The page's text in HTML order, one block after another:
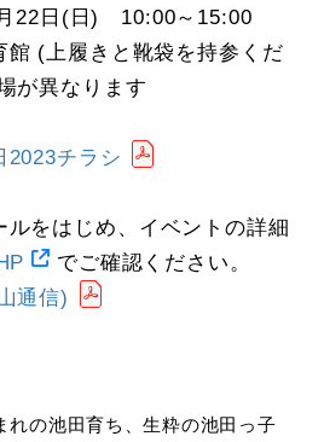
22日(日) 10:00～15:00
(上履きと靴袋を持参くだ
異なります
2023チラシ
ルをはじめ、イベントの詳細
でご確認ください。
通信)
れの池田育ち、生粋の池田っ子